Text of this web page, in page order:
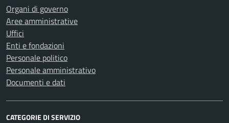
Organi di governo
Aree amministrative
Uffici
Enti e fondazioni
Personale politico
Personale amministrativo
Documenti e dati
CATEGORIE DI SERVIZIO